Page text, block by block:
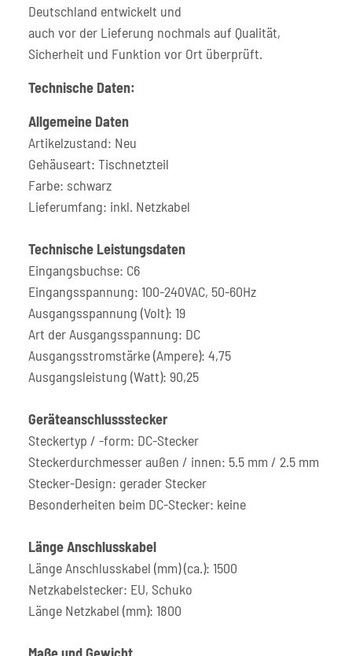
Deutschland entwickelt und
auch vor der Lieferung nochmals auf Qualität,
Sicherheit und Funktion vor Ort überprüft.
Technische Daten:
Allgemeine Daten
Artikelzustand: Neu
Gehäuseart: Tischnetzteil
Farbe: schwarz
Lieferumfang: inkl. Netzkabel
Technische Leistungsdaten
Eingangsbuchse: C6
Eingangsspannung: 100-240VAC, 50-60Hz
Ausgangsspannung (Volt): 19
Art der Ausgangsspannung: DC
Ausgangsstromstärke (Ampere): 4,75
Ausgangsleistung (Watt): 90,25
Geräteanschlussstecker
Steckertyp / -form: DC-Stecker
Steckerdurchmesser außen / innen: 5.5 mm / 2.5 mm
Stecker-Design: gerader Stecker
Besonderheiten beim DC-Stecker: keine
Länge Anschlusskabel
Länge Anschlusskabel (mm) (ca.): 1500
Netzkabelstecker: EU, Schuko
Länge Netzkabel (mm): 1800